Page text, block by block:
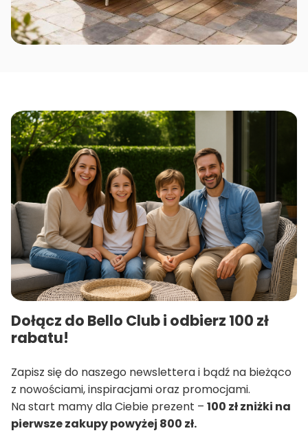
Dołącz do Bello Club i odbierz 100 zł
rabatu!
Zapisz się do naszego newslettera i bądź na bieżąco
z nowościami, inspiracjami oraz promocjami.
Na start mamy dla Ciebie prezent – 100 zł zniżki na
pierwsze zakupy powyżej 800 zł.